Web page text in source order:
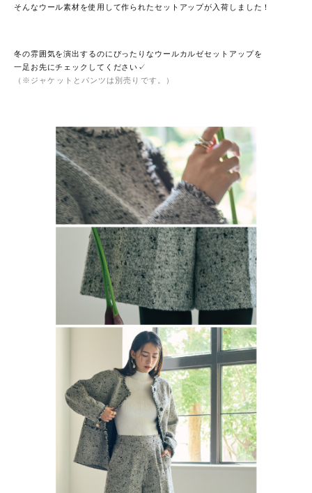
そんなウール素材を使用して作られたセットアップが入荷しました！
冬の雰囲気を演出するのにぴったりなウールカルゼセットアップを
一足お先にチェックしてください✓
（※ジャケットとパンツは別売りです。）